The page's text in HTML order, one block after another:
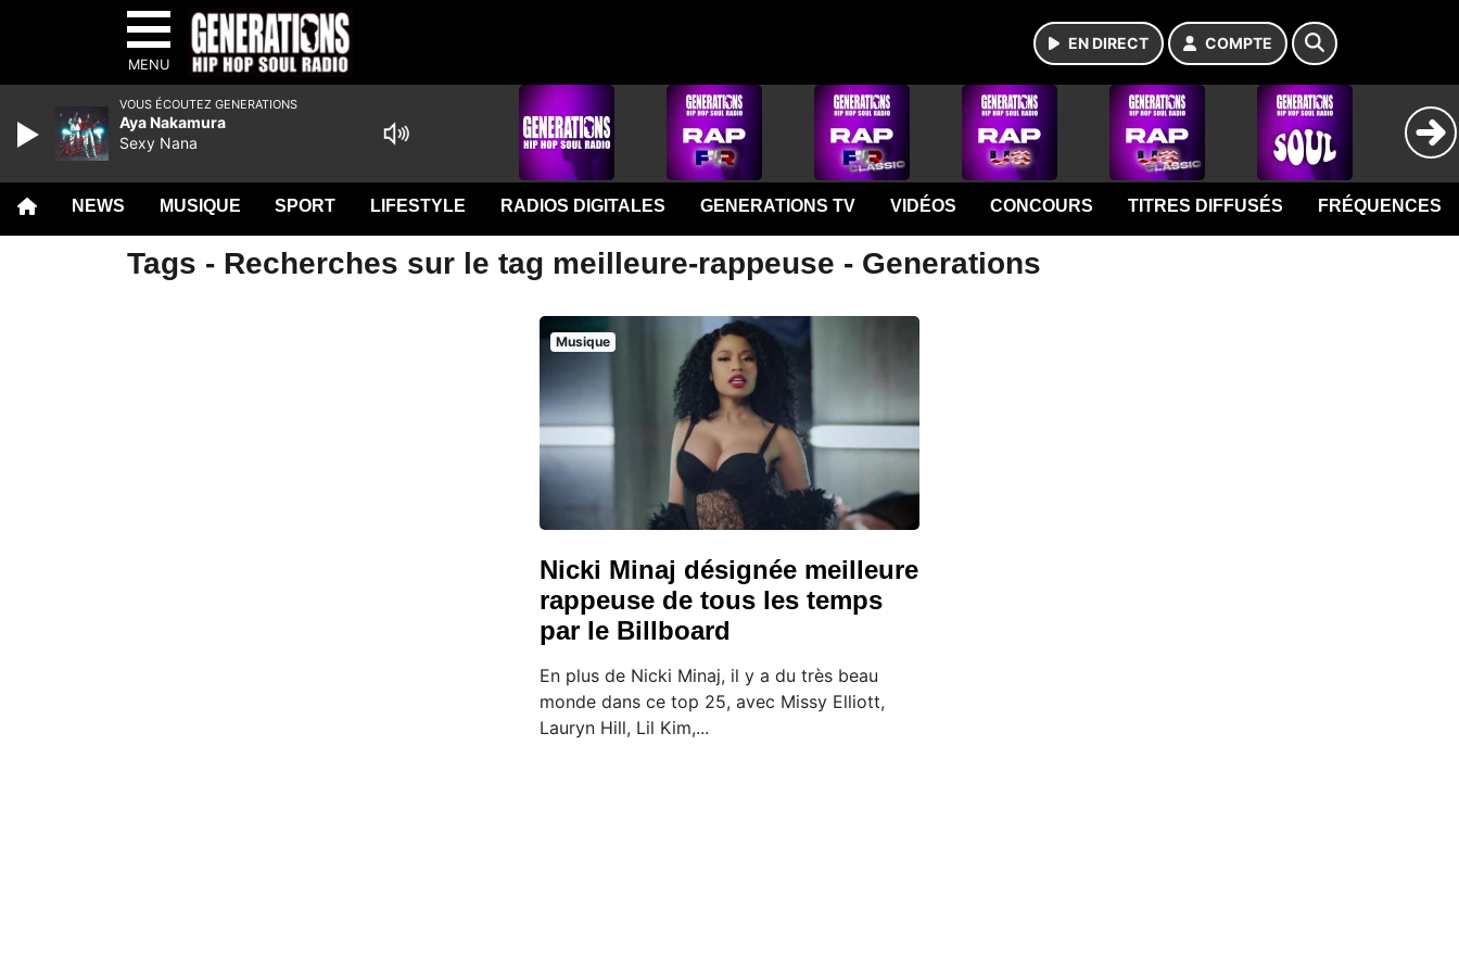
MENU
EN DIRECT COMPTE
NEWS MUSIQUE SPORT LIFESTYLE RADIOS DIGITALES GENERATIONS TV VIDÉOS CONCOURS TITRES DIFFUSÉS FRÉQUENCES
Tags - Recherches sur le tag meilleure-rappeuse - Generations
Musique
Nicki Minaj désignée meilleure
rappeuse de tous les temps
par le Billboard
En plus de Nicki Minaj, il y a du très beau
monde dans ce top 25, avec Missy Elliott,
Lauryn Hill, Lil Kim,...
VOUS ÉCOUTEZ GENERATIONS
Aya Nakamura
Sexy Nana